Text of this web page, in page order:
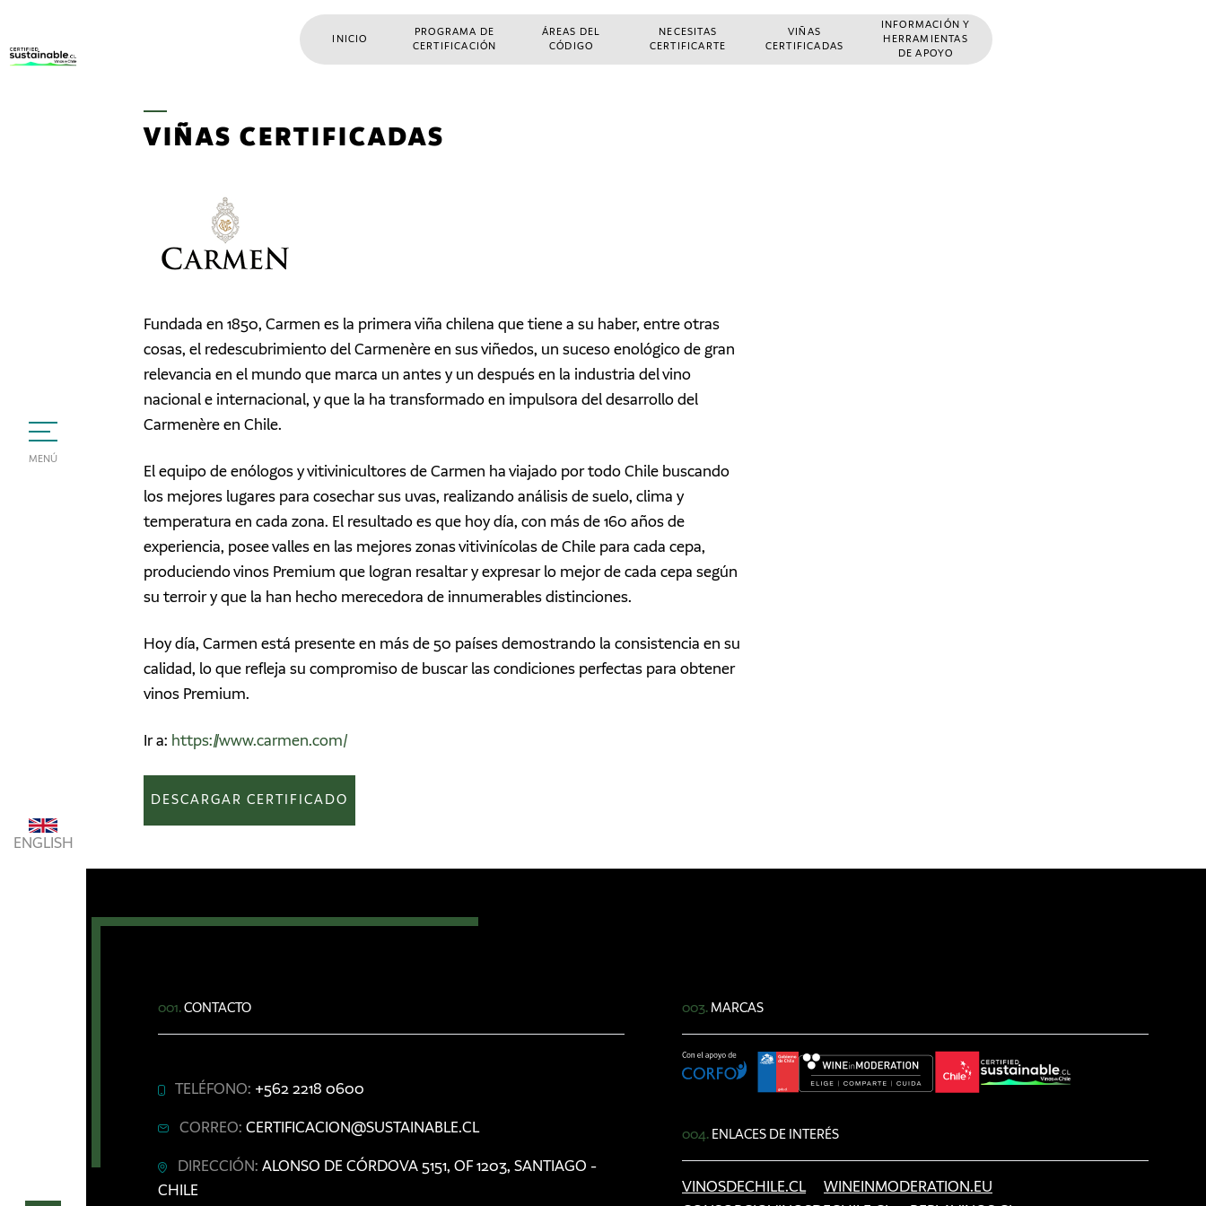
MENÚ
ENGLISH
INICIO
PROGRAMA DE
CERTIFICACIÓN
ÁREAS DEL
CÓDIGO
NECESITAS
CERTIFICARTE
VIÑAS
CERTIFICADAS
INFORMACIÓN Y
HERRAMIENTAS
DE APOYO
VIÑAS CERTIFICADAS
Fundada en 1850, Carmen es la primera viña chilena que tiene a su haber, entre otras
cosas, el redescubrimiento del Carmenère en sus viñedos, un suceso enológico de gran
relevancia en el mundo que marca un antes y un después en la industria del vino
nacional e internacional, y que la ha transformado en impulsora del desarrollo del
Carmenère en Chile.
El equipo de enólogos y vitivinicultores de Carmen ha viajado por todo Chile buscando
los mejores lugares para cosechar sus uvas, realizando análisis de suelo, clima y
temperatura en cada zona. El resultado es que hoy día, con más de 160 años de
experiencia, posee valles en las mejores zonas vitivinícolas de Chile para cada cepa,
produciendo vinos Premium que logran resaltar y expresar lo mejor de cada cepa según
su terroir y que la han hecho merecedora de innumerables distinciones.
Hoy día, Carmen está presente en más de 50 países demostrando la consistencia en su
calidad, lo que refleja su compromiso de buscar las condiciones perfectas para obtener
vinos Premium.
Ir a: https://www.carmen.com/
DESCARGAR CERTIFICADO
001.CONTACTO
TELÉFONO: +562 2218 0600
CORREO: CERTIFICACION@SUSTAINABLE.CL
DIRECCIÓN: ALONSO DE CÓRDOVA 5151, OF 1203, SANTIAGO -
CHILE
003. MARCAS
004. ENLACES DE INTERÉS
VINOSDECHILE.CL
WINEINMODERATION.EU